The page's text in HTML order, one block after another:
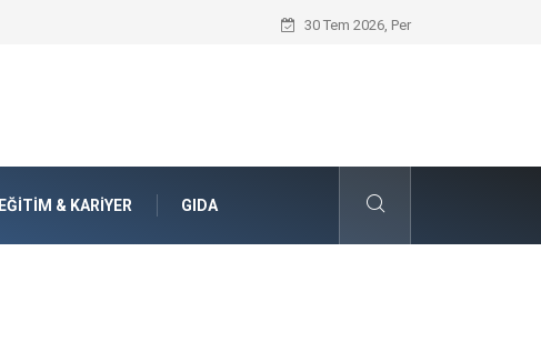
Bohem Ev Dekoru Nedir?
30 Tem 2026, Per
EĞITIM & KARIYER GIDA